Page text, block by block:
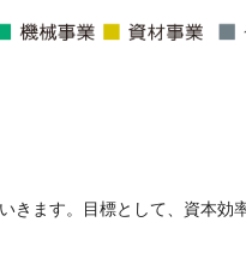
ます。目標として、資本